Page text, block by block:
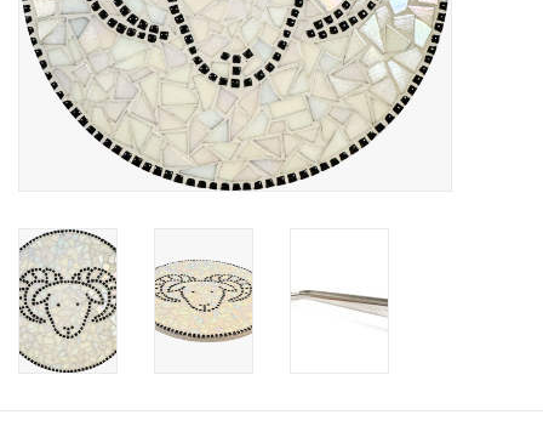
Klantbeoordelingen
Wie zijn wij?
Moeder-dochter-activiteit
Met het hele gezin mozaieken
Mozaiekbank.nl
Kant-en-klare mozaïekwerken